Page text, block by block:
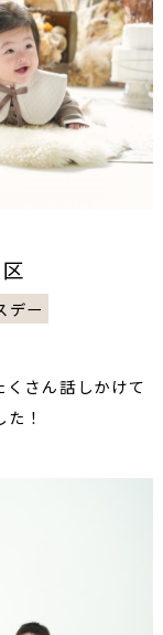
デー
さん話しかけて
！